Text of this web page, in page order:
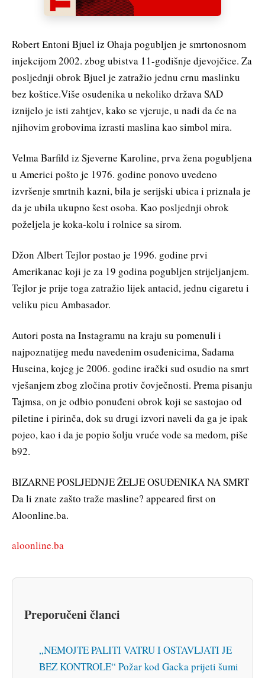
Robert Еntoni Bjuel iz Ohaja pogubljen je smrtonosnom
in‌jekcijom 2002. zbog ubistva 11-godišnje djevojčice. Za
posljednji obrok Bjuel je zatražio jednu crnu maslinku
bez koštice.Više osuđenika u nekoliko država SAD
iznijelo je isti zahtjev, kako se vjeruje, u nadi da će na
njihovim grobovima izrasti maslina kao simbol mira.
Velma Barfild iz Sjeverne Karoline, prva žena pogubljena
u Americi pošto je 1976. godine ponovo uvedeno
izvršenje smrtnih kazni, bila je serijski ubica i priznala je
da je ubila ukupno šest osoba. Kao posljednji obrok
poželjela je koka-kolu i rolnice sa sirom.
Džon Albert Tejlor postao je 1996. godine prvi
Amerikanac koji je za 19 godina pogubljen strijeljanjem.
Tejlor je prije toga zatražio lijek antacid, jednu cigaretu i
veliku picu Ambasador.
Autori posta na Instagramu na kraju su pomenuli i
najpoznatijeg među navedenim osuđenicima, Sadama
Huseina, kojeg je 2006. godine irački sud osudio na smrt
vješanjem zbog zločina protiv čovječnosti. Prema pisanju
Tajmsa, on je odbio ponuđeni obrok koji se sastojao od
piletine i pirinča, dok su drugi izvori naveli da ga je ipak
pojeo, kao i da je popio šolju vruće vode sa medom, piše
b92.
BIZARNE POSLJEDNJE ŽELJE OSUĐENIKA NA SMRT
Da li znate zašto traže masline? appeared first on
Aloonline.ba.
aloonline.ba
Preporučeni članci
„NEMOJTE PALITI VATRU I OSTAVLJATI JE
BEZ KONTROLE“ Požar kod Gacka prijeti šumi